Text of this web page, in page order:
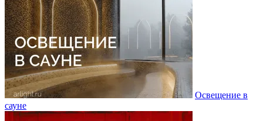
Освещение в
сауне